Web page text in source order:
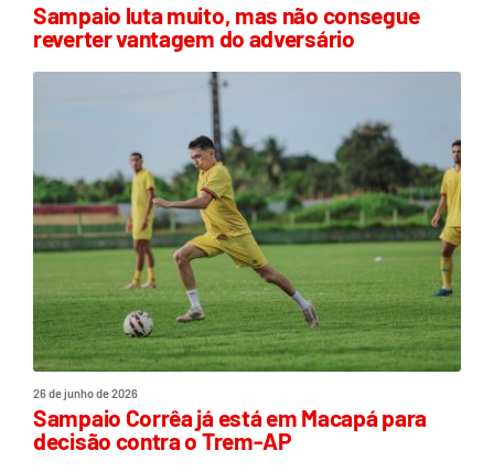
Sampaio luta muito, mas não consegue
reverter vantagem do adversário
26 de junho de 2026
Sampaio Corrêa já está em Macapá para
decisão contra o Trem-AP